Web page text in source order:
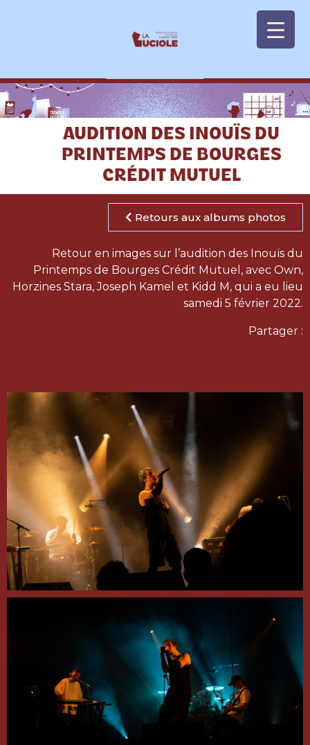
AUDITION DES INOUÏS DU
PRINTEMPS DE BOURGES
CRÉDIT MUTUEL
Retours aux albums photos
Retour en images sur l’audition des Inouïs du
Printemps de Bourges Crédit Mutuel, avec Own,
Horzines Stara, Joseph Kamel et Kidd M, qui a eu lieu
samedi 5 février 2022.
Partager :